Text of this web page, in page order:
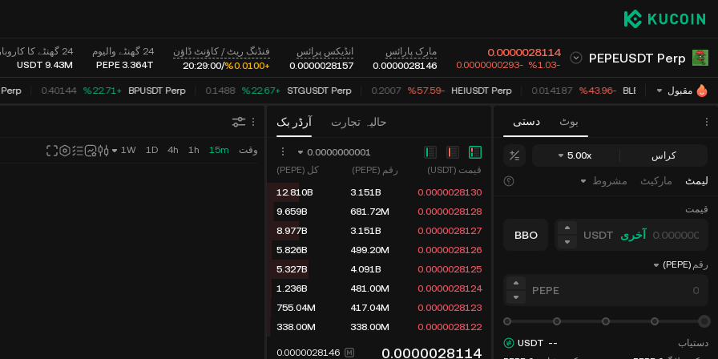
PEPEUSDT Perp
0.0000028114
‮-‭1.03‬%‬
-0.0000000293
مارک پارائس
0.0000028146
انڈیکس پرائس
0.0000028157
فنڈنگ ریٹ / کاؤنٹ ڈاؤن
+%0.0100
/
00:
29:
20
24 گھنٹے والیوم
3.364T
PEPE
24 گھنٹے کا کاروبار
9.43M
USDT
مقبول
BLESSUSDT Perp
‮-‭43.96‬%‬
0.014187
HEIUSDT Perp
‮-‭57.59‬%‬
0.2007
STGUSDT Perp
‮+‭22.67‬%‬
0.1488
BPUSDT Perp
‮+‭22.71‬%‬
0.40144
Perp
آرڈر بک حالیہ تجارت دستی بوٹ
وقت 15m
1h
4h
1D
1W
0.0000000001
قیمت (USDT)
رقم (PEPE)
کل (PEPE)
0.0000028130
3.151B
12.810B
0.0000028128
681.72M
9.659B
0.0000028127
3.151B
8.977B
0.0000028126
499.20M
5.826B
0.0000028125
4.091B
5.327B
0.0000028124
481.00M
1.236B
0.0000028123
417.04M
755.04M
0.0000028122
338.00M
338.00M
0.0000028114
0.0000028146
کراس 5.00x
لیمٹ مارکیٹ مشروط
قیمت
آخری USDT
BBO
رقم (PEPE)
PEPE
دستیاب --